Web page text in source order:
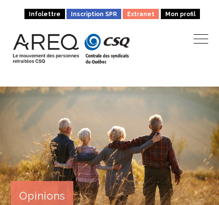
Infolettre Inscription SPR Extranet Mon profil
Opinions